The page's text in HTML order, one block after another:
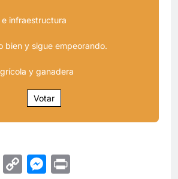
infraestructura
bien y sigue empeorando.
y ganadera
Votar
WhatsApp
CopyMessenger